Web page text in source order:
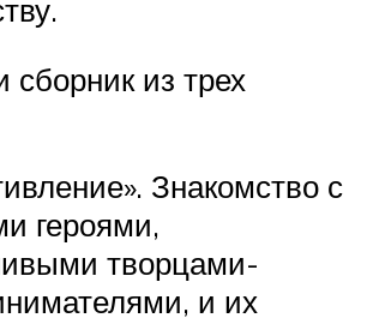
из трех
Знакомство с
героями,
творцами-
и их